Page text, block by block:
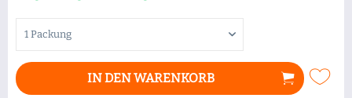
IN DENWARENKORB